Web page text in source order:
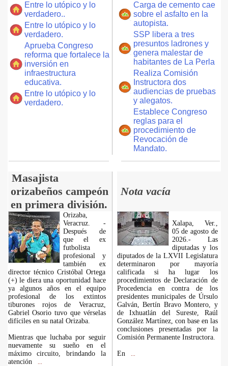
Entre lo utópico y lo
verdadero..
Entre lo utópico y lo
verdadero.
Aprueba Congreso
reforma que fortalece la
inversión en
infraestructura
educativa.
Entre lo utópico y lo
verdadero.
Carga de cemento cae
sobre el asfalto en la
autopista.
SSP libera a tres
presuntos ladrones y
genera malestar de
habitantes de La Perla
Realiza Comisión
Instructora dos
audiencias de pruebas
y alegatos.
Establece Congreso
reglas para el
procedimiento de
Revocación de
Mandato.
Masajista
orizabeños campeón
en primera división.
Nota vacía
Orizaba,
Veracruz. -
Después de
que el ex
futbolista
profesional y
también ex
director técnico Cristóbal Ortega
(+) le diera una oportunidad hace
ya algunos años en el equipo
profesional de los extintos
tiburones rojos de Veracruz,
Gabriel Osorio tuvo que vérselas
difíciles en su natal Orizaba.
Mientras que luchaba por seguir
nuevamente su sueño en el
máximo circuito, brindando la
atención
Xalapa, Ver.,
05 de agosto de
2026.- Las
diputadas y los
diputados de la LXVII Legislatura
determinaron por mayoría
calificada si ha lugar los
procedimientos de Declaración de
Procedencia en contra de los
presidentes municipales de Úrsulo
Galván, Bertín Bravo Montero, y
de Ixhuatlán del Sureste, Raúl
González Martínez, con base en las
conclusiones presentadas por la
Comisión Permanente Instructora.
En